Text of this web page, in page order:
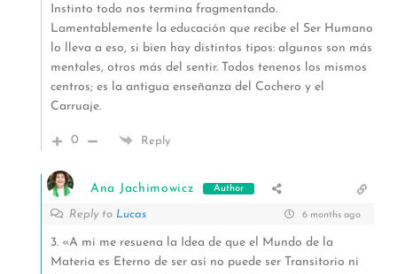
Instinto todo nos termina fragmentando.
Lamentablemente la educación que recibe el Ser Humano
lo lleva a eso, si bien hay distintos tipos: algunos son más
mentales, otros más del sentir. Todos tenenos los mismos
centros; es la antigua enseñanza del Cochero y el
Carruaje.
0 Reply
Ana Jachimowicz Author
Reply to Lucas 6 months ago
3. «A mi me resuena la Idea de que el Mundo de la
Materia es Eterno de ser así no puede ser Transitorio ni